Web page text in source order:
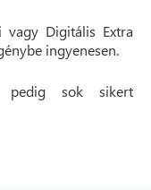
Digitális Extra
ingyenesen.
pedig sok sikert